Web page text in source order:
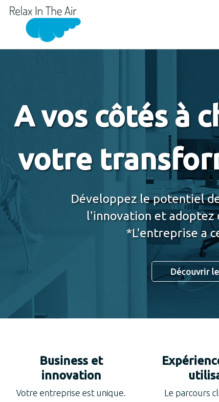
A vos côtés à
votre
Développez le potentiel
l'innovation et adoptez
*L'entreprise a
Découvrir
Business et
innovation
Votre entreprise est unique.
Le parcours